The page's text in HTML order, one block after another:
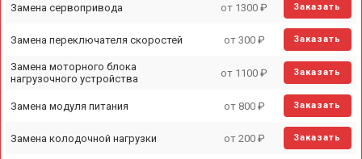
Замена сервопривода от 1300 ₽ Заказать
Замена переключателя скоростей от 300 ₽ Заказать
Замена моторного блока
нагрузочного устройства
от 1100 ₽ Заказать
Замена модуля питания от 800 ₽ Заказать
Замена колодочной нагрузки от 200 ₽ Заказать